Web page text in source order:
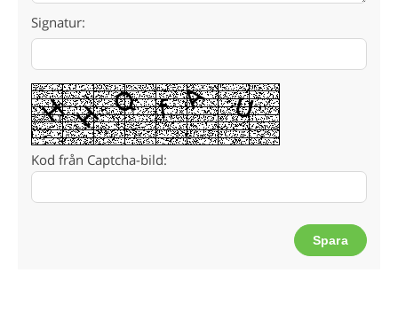
Signatur:
Kod från Captcha-bild: